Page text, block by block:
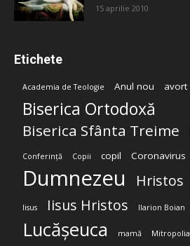
15 aprilie 2010
Etichete
Academia de Teologie Anul nou avort
Biserica Ortodoxă
Biserica Sfânta Treime
Conferință Copii copil Coronavirus
Dumnezeu Hristos
Iisus Iisus Hristos Ilarion Boian
Lucășeuca mamă Mitropolia